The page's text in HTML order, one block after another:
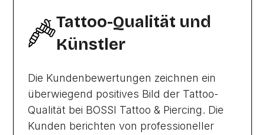
Tattoo-Qualität und
Künstler
Die Kundenbewertungen zeichnen ein
überwiegend positives Bild der Tattoo-
Qualität bei BOSSI Tattoo & Piercing. Die
Kunden berichten von professioneller